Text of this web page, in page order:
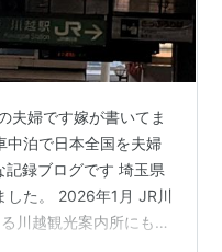
夫婦です嫁が書いてま
中泊で日本全国を夫婦
録ブログです 埼玉県
した。 2026年1月 JR川
川越観光案内所にもい